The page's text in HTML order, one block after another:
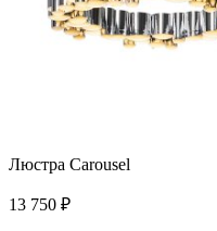
Люстра Carousel
13 750 ₽